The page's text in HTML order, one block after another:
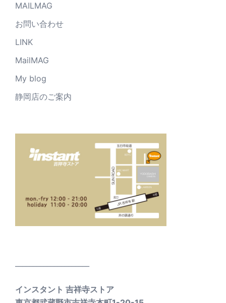
MAILMAG
お問い合わせ
LINK
MailMAG
My blog
静岡店のご案内
インスタント 吉祥寺ストア